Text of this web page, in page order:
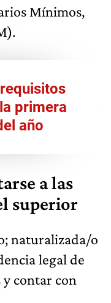
Mínimos,
primera
año
a las
superior
naturalizada/o
legal de
y contar con